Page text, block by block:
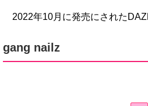
2022年10月に発売にされた
gang nailz